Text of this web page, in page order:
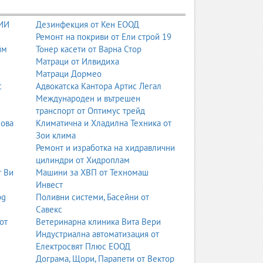
Дезинфекция от Кен ЕООД
Ремонт на покриви от Ели строй 19
Тонер касети от Варна Стор
Матраци от Илвидиха
Матраци Дормео
Адвокатска Кантора Артис Легал
Международен и вътрешен
транспорт от Оптимус трейд
Климатична и Хладилна Техника от
Зои клима
Ремонт и изработка на хидравлични
цилиндри от Хидроплам
Ви
Машини за ХВП от Техномаш
Инвест
Поливни системи, Басейни от
Савекс
Ветеринарна клиника Вита Вери
Индустриална автоматизация от
Електросвят Плюс ЕООД
Дограма, Щори, Парапети от Вектор